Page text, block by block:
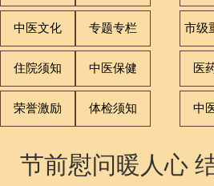
中医文化 专题专栏
住院须知 中医保健 医
荣誉激励 体检须知 中
节前慰问暖人心